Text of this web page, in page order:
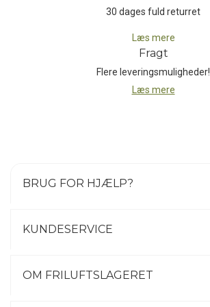
30 dages fuld returret
Læs mere
Fragt
Flere leveringsmuligheder!
Læs mere
BRUG FOR HJÆLP?
KUNDESERVICE
OM FRILUFTSLAGERET